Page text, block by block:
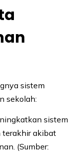
sistem
sekolah:
sistem
terakhir akibat
(Sumber: